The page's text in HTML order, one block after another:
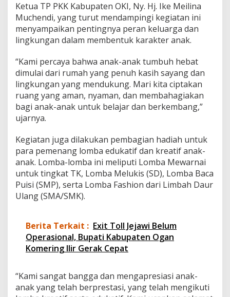
Ketua TP PKK Kabupaten OKI, Ny. Hj. Ike Meilina
Muchendi, yang turut mendampingi kegiatan ini
menyampaikan pentingnya peran keluarga dan
lingkungan dalam membentuk karakter anak.
“Kami percaya bahwa anak-anak tumbuh hebat
dimulai dari rumah yang penuh kasih sayang dan
lingkungan yang mendukung. Mari kita ciptakan
ruang yang aman, nyaman, dan membahagiakan
bagi anak-anak untuk belajar dan berkembang,”
ujarnya.
Kegiatan juga dilakukan pembagian hadiah untuk
para pemenang lomba edukatif dan kreatif anak-
anak. Lomba-lomba ini meliputi Lomba Mewarnai
untuk tingkat TK, Lomba Melukis (SD), Lomba Baca
Puisi (SMP), serta Lomba Fashion dari Limbah Daur
Ulang (SMA/SMK).
Berita Terkait : Exit Toll Jejawi Belum
Operasional, Bupati Kabupaten Ogan
Komering Ilir Gerak Cepat
“Kami sangat bangga dan mengapresiasi anak-
anak yang telah berprestasi, yang telah mengikuti